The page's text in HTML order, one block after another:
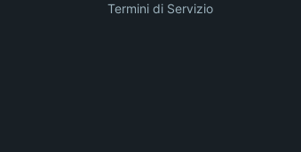
Termini di Servizio